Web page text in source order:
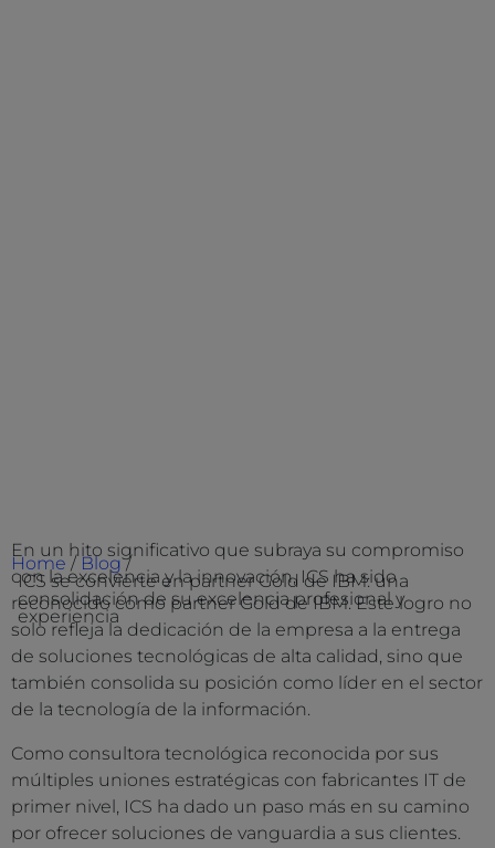
Home /Blog/
ICS se convierte en partner Gold de IBM: una
consolidación de su excelencia profesional y
experiencia
En un hito significativo que subraya su compromiso
con la excelencia y la innovación, ICS ha sido
reconocido como partner Gold de IBM. Este logro no
solo refleja la dedicación de la empresa a la entrega
de soluciones tecnológicas de alta calidad, sino que
también consolida su posición como líder en el sector
de la tecnología de la información.
Como consultora tecnológica reconocida por sus
múltiples uniones estratégicas con fabricantes IT de
primer nivel, ICS ha dado un paso más en su camino
por ofrecer soluciones de vanguardia a sus clientes.